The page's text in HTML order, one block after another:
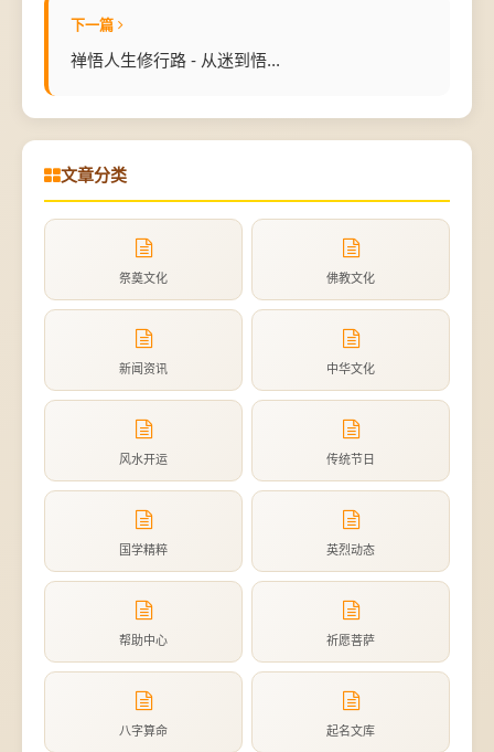
下一篇
禅悟人生修行路 - 从迷到悟...
文章分类
祭奠文化 佛教文化
新闻资讯 中华文化
风水开运 传统节日
国学精粹 英烈动态
帮助中心 祈愿菩萨
八字算命 起名文库